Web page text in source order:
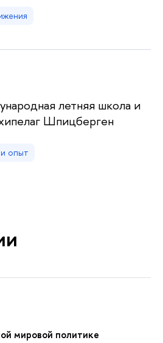
летняя школа и
Шпицберген
опыт
мировой политике